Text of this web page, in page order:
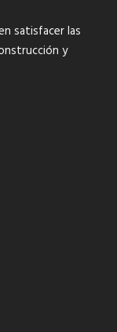
satisfacer las
y